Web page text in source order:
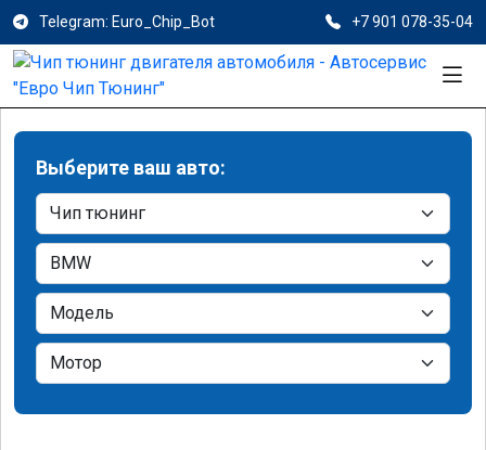
Telegram: Euro_Chip_Bot +7 901 078-35-04
Выберите ваш авто: